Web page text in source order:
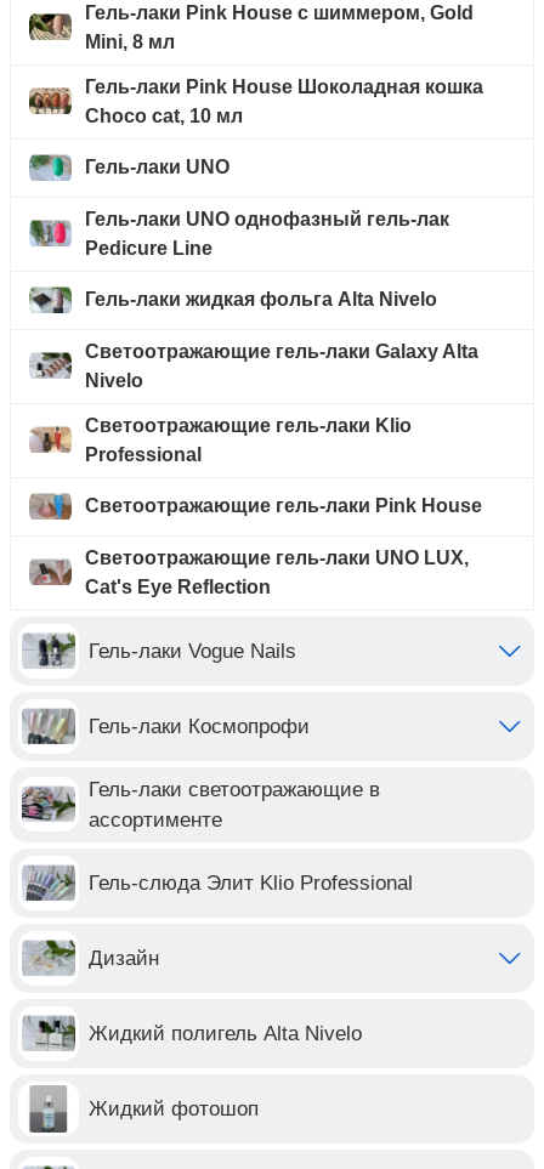
Гель-лаки Pink House с шиммером, Gold
Mini, 8 мл
Гель-лаки Pink House Шоколадная кошка
Choco cat, 10 мл
Гель-лаки UNO
Гель-лаки UNO однофазный гель-лак
Pedicure Line
Гель-лаки жидкая фольга Alta Nivelo
Светоотражающие гель-лаки Galaxy Alta
Nivelo
Светоотражающие гель-лаки Klio
Professional
Светоотражающие гель-лаки Pink House
Светоотражающие гель-лаки UNO LUX,
Cat's Eye Reflection
Гель-лаки Vogue Nails
Гель-лаки Космопрофи
Гель-лаки светоотражающие в
ассортименте
Гель-слюда Элит Klio Professional
Дизайн
Жидкий полигель Alta Nivelo
Жидкий фотошоп